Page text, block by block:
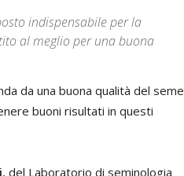
indispensabile per la
al meglio per una buona
da una buona qualità del seme
buoni risultati in questi
, del Laboratorio di seminologia